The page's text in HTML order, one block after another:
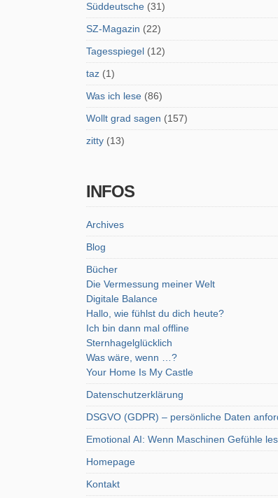
Süddeutsche(31)
SZ-Magazin (22)
Tagesspiegel(12)
taz(1)
Was ich lese(86)
Wollt grad sagen (157)
zitty(13)
INFOS
Archives
Blog
Bücher
Die Vermessung meiner Welt
Digitale Balance
Hallo, wie fühlst du dich heute?
Ich bin dann mal offline
Sternhagelglücklich
Was wäre, wenn …?
Your Home Is My Castle
Datenschutzerklärung
DSGVO (GDPR) – persönliche Daten
Emotional AI: Wenn Maschinen Gefühle
Homepage
Kontakt